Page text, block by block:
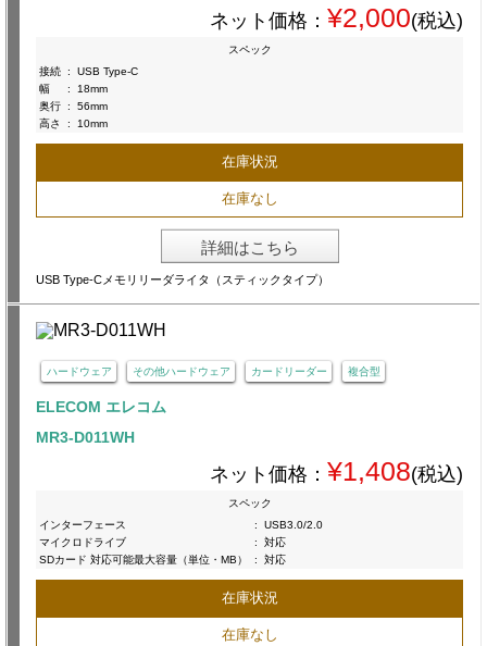
ネット価格： ¥2,000(税込)
スペック
接続 :
USB Type-C
幅
:
18mm
奥行 :
56mm
高さ
: 10mm
在庫状況
在庫なし
詳細はこちら
USB Type-Cメモリリーダライタ（スティックタイプ）
ハードウェア その他ハードウェア カードリーダー 複合型
ELECOM エレコム
MR3-D011WH
ネット価格： ¥1,408(税込)
スペック
インターフェース
:
USB3.0/2.0
マイクロドライブ
:
対応
SDカード 対応可能最大容量（単位・MB）
: 対応
在庫状況
在庫なし